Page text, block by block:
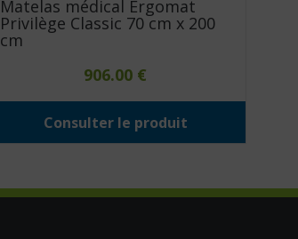
Matelas médical Ergomat
Privilège Classic 70 cm x 200
cm
906.00 €
Consulter le produit